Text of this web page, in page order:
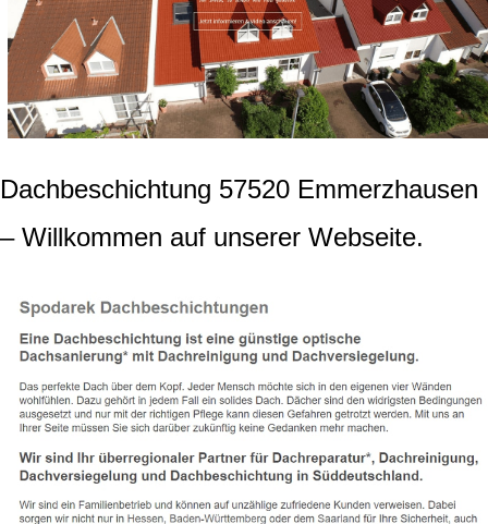
Dachbeschichtung 57520 Emmerzhausen
– Willkommen auf unserer Webseite.